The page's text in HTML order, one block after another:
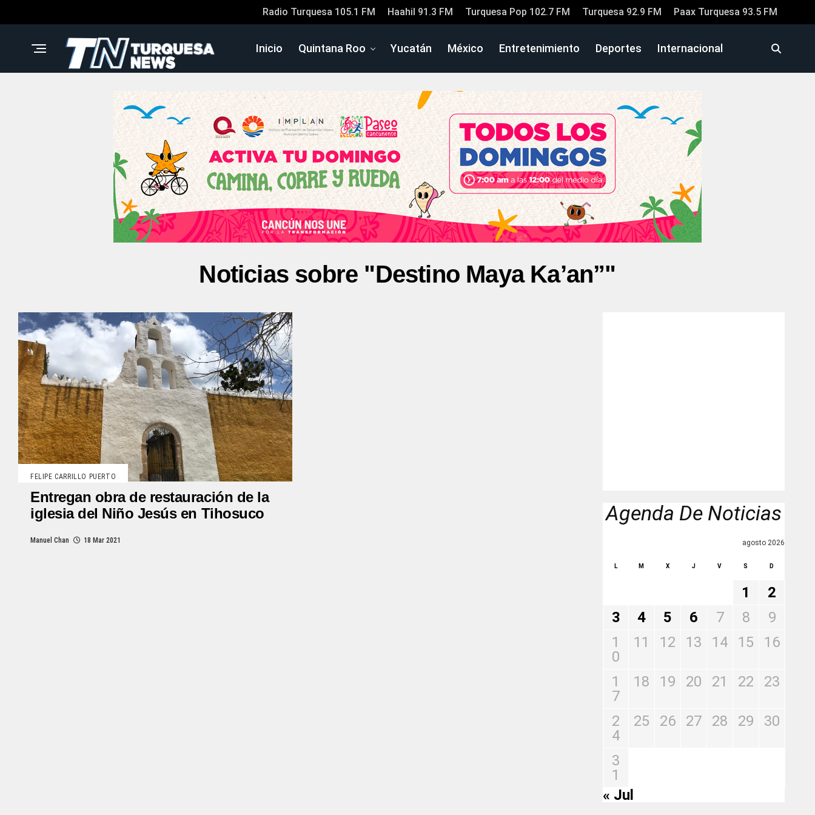
Radio Turquesa 105.1 FM Haahil 91.3 FM Turquesa Pop 102.7 FM Turquesa 92.9 FM Paax Turquesa 93.5 FM
Inicio Quintana Roo Yucatán México Entretenimiento Deportes Internacional
Noticias sobre "Destino Maya Ka’an”"
FELIPE CARRILLO PUERTO
Entregan obra de restauración de la
iglesia del Niño Jesús en Tihosuco
Manuel Chan 18 Mar 2021
Agenda De Noticias
agosto 2026
L M X J V S D
1
2
3
4 5 6 7 8
9
1
0
11 12 13 14 15 16
1
7
18 19 20 21 22 23
2
4
25 26 27 28 29 30
3
1
« Jul